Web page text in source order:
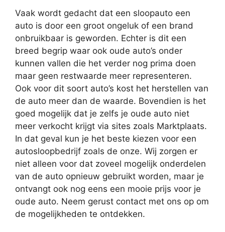
Vaak wordt gedacht dat een sloopauto een
auto is door een groot ongeluk of een brand
onbruikbaar is geworden. Echter is dit een
breed begrip waar ook oude auto’s onder
kunnen vallen die het verder nog prima doen
maar geen restwaarde meer representeren.
Ook voor dit soort auto’s kost het herstellen van
de auto meer dan de waarde. Bovendien is het
goed mogelijk dat je zelfs je oude auto niet
meer verkocht krijgt via sites zoals Marktplaats.
In dat geval kun je het beste kiezen voor een
autosloopbedrijf zoals de onze. Wij zorgen er
niet alleen voor dat zoveel mogelijk onderdelen
van de auto opnieuw gebruikt worden, maar je
ontvangt ook nog eens een mooie prijs voor je
oude auto. Neem gerust contact met ons op om
de mogelijkheden te ontdekken.